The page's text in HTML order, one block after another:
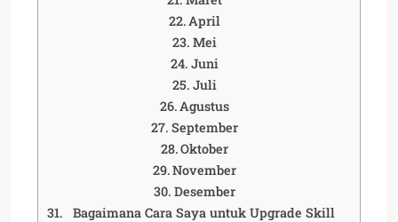
April
Mei
Juni
Juli
Agustus
September
Oktober
November
Desember
Bagaimana Cara Saya untuk Upgrade Skill